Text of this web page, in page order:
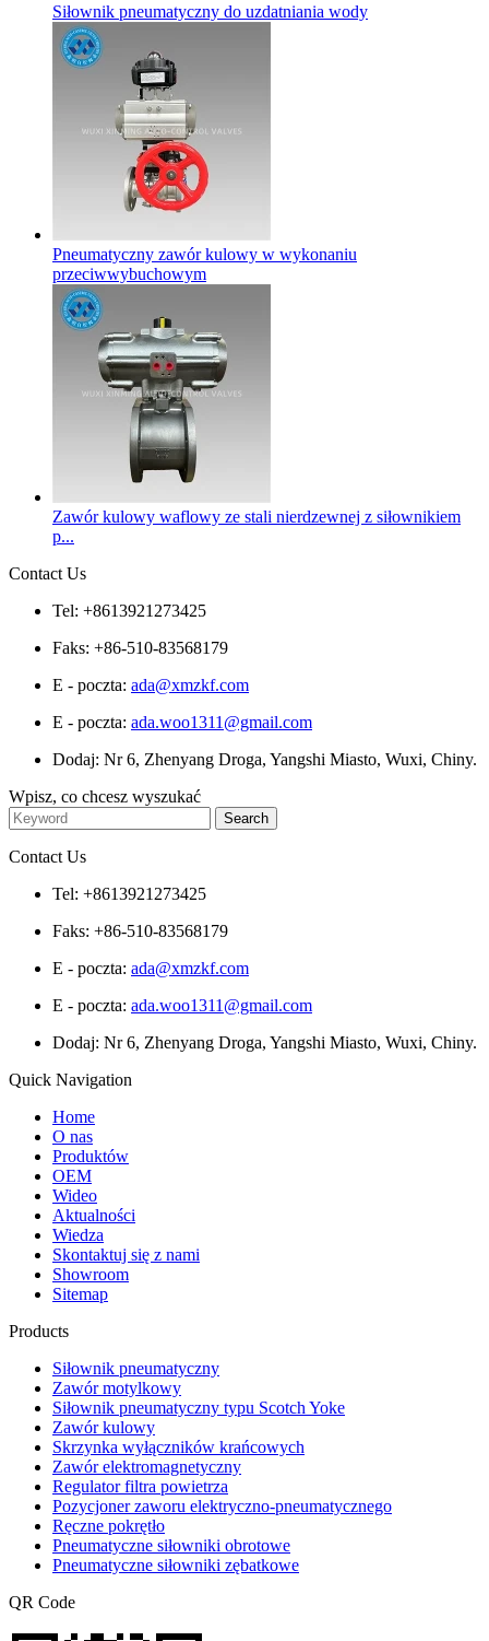
Siłownik pneumatyczny do uzdatniania wody
Pneumatyczny zawór kulowy w wykonaniu
przeciwwybuchowym
Zawór kulowy waflowy ze stali nierdzewnej z siłownikiem
p...
Contact Us
Tel: +8613921273425
Faks: +86-510-83568179
E - poczta: ada@xmzkf.com
E - poczta: ada.woo1311@gmail.com
Dodaj: Nr 6, Zhenyang Droga, Yangshi Miasto, Wuxi, Chiny.
Wpisz, co chcesz wyszukać
Contact Us
Tel: +8613921273425
Faks: +86-510-83568179
E - poczta: ada@xmzkf.com
E - poczta: ada.woo1311@gmail.com
Dodaj: Nr 6, Zhenyang Droga, Yangshi Miasto, Wuxi, Chiny.
Quick Navigation
Home
O nas
Produktów
OEM
Wideo
Aktualności
Wiedza
Skontaktuj się z nami
Showroom
Sitemap
Products
Siłownik pneumatyczny
Zawór motylkowy
Siłownik pneumatyczny typu Scotch Yoke
Zawór kulowy
Skrzynka wyłączników krańcowych
Zawór elektromagnetyczny
Regulator filtra powietrza
Pozycjoner zaworu elektryczno-pneumatycznego
Ręczne pokrętło
Pneumatyczne siłowniki obrotowe
Pneumatyczne siłowniki zębatkowe
QR Code